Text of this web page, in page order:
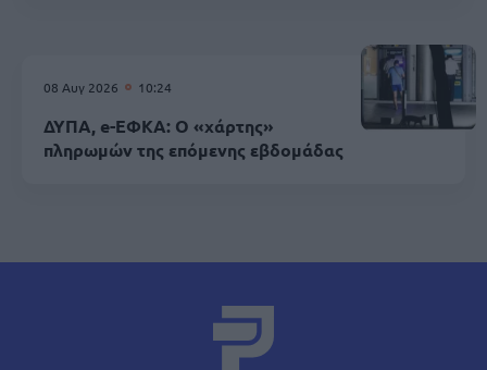
08 Αυγ 2026 10:24
ΔΥΠΑ, e-ΕΦΚΑ: Ο «χάρτης»
πληρωμών της επόμενης εβδομάδας